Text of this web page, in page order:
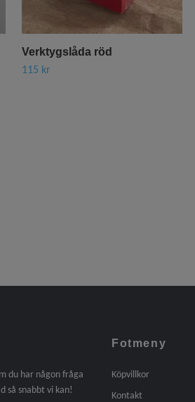
Verktygslåda röd
115 kr
du har någon fråga
så snabbt vi kan!
Fotmeny
Köpvillkor
Kontakt